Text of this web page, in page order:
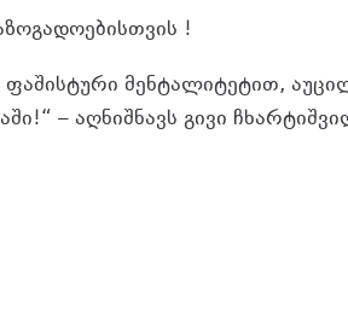
!
ფაშისტური მენტალიტეტით,
– აღნიშნავს გივი